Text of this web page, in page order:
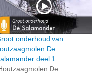
onderhoud van
De
deel 1
De